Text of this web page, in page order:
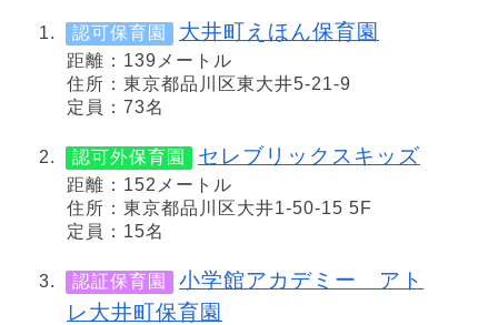
認可保育園 大井町えほん保育園
距離：139メートル
住所：東京都品川区東大井5-21-9
定員：73名
認可外保育園 セレブリックスキッズ
距離：152メートル
住所：東京都品川区大井1-50-15 5F
定員：15名
認証保育園
小学館アカデミー アト
レ大井町保育園